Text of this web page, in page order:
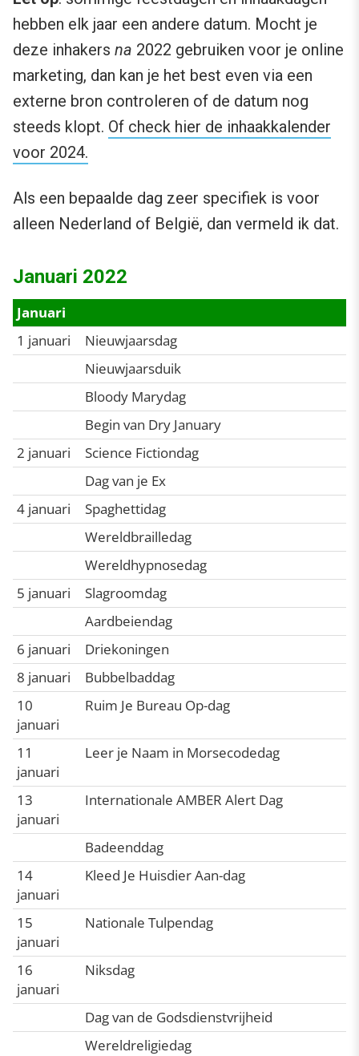
hebben elk jaar een andere datum. Mocht je
deze inhakers na 2022 gebruiken voor je online
marketing, dan kan je het best even via een
externe bron controleren of de datum nog
steeds klopt. Of check hier de inhaakkalender
voor 2024.
Als een bepaalde dag zeer specifiek is voor
alleen Nederland of België, dan vermeld ik dat.
Januari 2022
Januari
1 januari
Nieuwjaarsdag
Nieuwjaarsduik
Bloody Marydag
Begin van Dry January
2 januari
Science Fictiondag
Dag van je Ex
4 januari
Spaghettidag
Wereldbrailledag
Wereldhypnosedag
5 januari
Slagroomdag
Aardbeiendag
6 januari
Driekoningen
8 januari
Bubbelbaddag
10
januari
Ruim Je Bureau Op-dag
11
januari
Leer je Naam in Morsecodedag
13
januari
Internationale AMBER Alert Dag
Badeenddag
14
januari
Kleed Je Huisdier Aan-dag
15
januari
Nationale Tulpendag
16
januari
Niksdag
Dag van de Godsdienstvrijheid
Wereldreligiedag